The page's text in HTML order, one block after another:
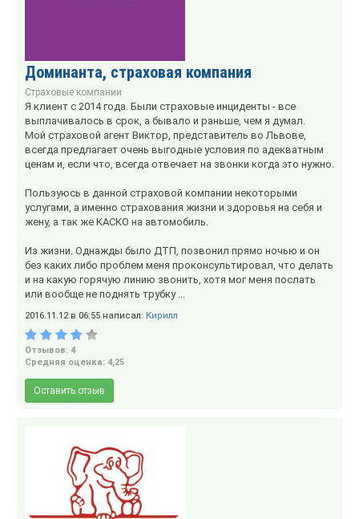
Доминанта, страховая компания
Страховые компании
Я клиент с 2014 года. Были страховые инциденты - все
выплачивалось в срок, а бывало и раньше, чем я думал.
Мой страховой агент Виктор, представитель во Львове,
всегда предлагает очень выгодные условия по адекватным
ценам и, если что, всегда отвечает на звонки когда это нужно.
Пользуюсь в данной страховой компании некоторыми
услугами, а именно страхования жизни и здоровья на себя и
жену, а так же КАСКО на автомобиль.
Из жизни. Однажды было ДТП, позвонил прямо ночью и он
без каких либо проблем меня проконсультировал, что делать
и на какую горячую линию звонить, хотя мог меня послать
или вообще не поднять трубку ...
2016.11.12 в 06:55 написал: Кирилл
Отзывов: 4
Средняя оценка: 4,25
Оставить отзыв